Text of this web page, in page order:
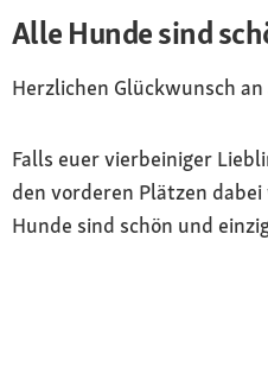
Alle Hunde sind
Herzlichen Glückwunsch
Falls euer vierbeiniger
den vorderen Plätzen
Hunde sind schön und